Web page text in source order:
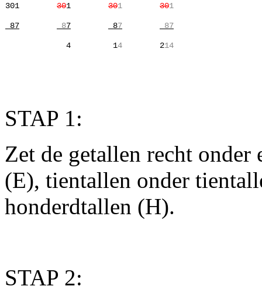
301
87
301
87
4
301
87
14
301
87
214
STAP 1:
Zet de getallen recht onder
(E), tientallen onder
honderdtallen (H).
STAP 2: